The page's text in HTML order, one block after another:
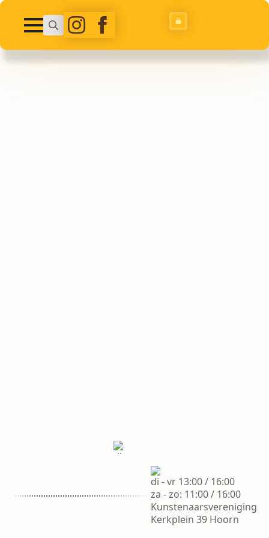
Search
for:
di - vr
za - zo:
Kunstenaarsvereniging
Kerkplein 39 Hoorn
di - vr 13:00 / 16:00
za - zo: 11:00 / 16:00
Kunstenaarsvereniging
Kerkplein 39 Hoorn